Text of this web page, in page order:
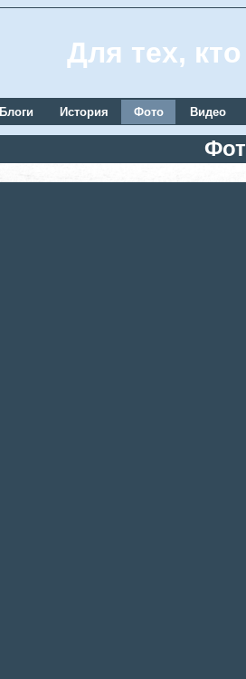
Для тех,
Блоги История Фото Видео